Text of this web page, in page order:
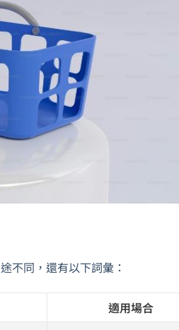
不同，還有以下詞彙：
適用場合